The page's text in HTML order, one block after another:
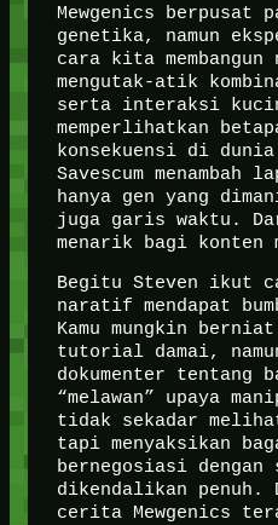
Mewgenics berpusat
genetika, namun
cara kita
mengutak-atik
serta interaksi
memperlihatkan
konsekuensi di
Savescum menambah
hanya gen yang
juga garis waktu.
menarik bagi konten
Begitu Steven ikut
naratif mendapat
Kamu mungkin
tutorial damai,
dokumenter tentang
“melawan” upaya
tidak sekadar
tapi menyaksikan
bernegosiasi dengan
dikendalikan
cerita Mewgenics